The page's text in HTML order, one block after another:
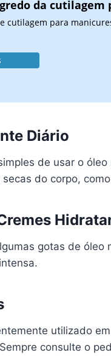
da cutilagem
cutilagem para
Diário
de usar o
do corpo,
gotas de
utilizado
consulte o